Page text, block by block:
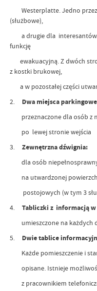
Westerplatte. Jedno
(służbowe),
a drugie dla interesantów.
funkcję
ewakuacyjną. Z dwóch
z kostki brukowej,
a w pozostałej części
2. Dwa miejsca
przeznaczone dla osób z
po lewej stronie wejścia
3.
Zewnętrzna dźwignia:
dla osób
na utwardzonej
postojowych (w tym 3
4. Tabliczki z informacją w
umieszczone na
5.
Dwie tablice
Każde pomieszczenie i
opisane. Istnieje
z pracownikiem